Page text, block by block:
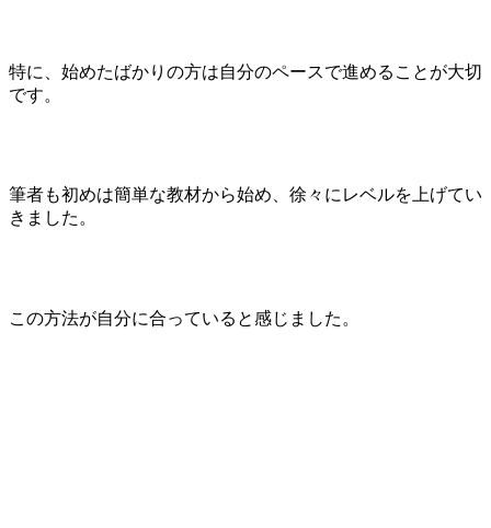
特に、始めたばかりの方は自分のペースで進めることが大切
です。
筆者も初めは簡単な教材から始め、徐々にレベルを上げてい
きました。
この方法が自分に合っていると感じました。